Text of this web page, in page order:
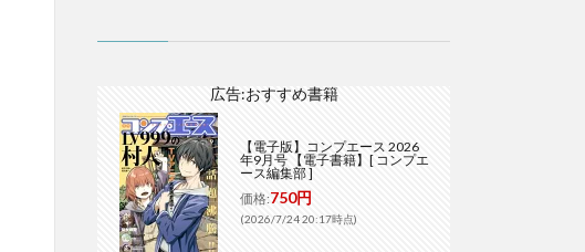
広告:おすすめ書籍
【電子版】コンプエース 2026
年9月号 【電子書籍】[ コンプエ
ース編集部 ]
価格:750円
(2026/7/24 20:17時点)